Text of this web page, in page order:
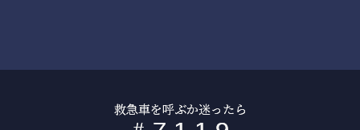
救急車を呼ぶか迷ったら